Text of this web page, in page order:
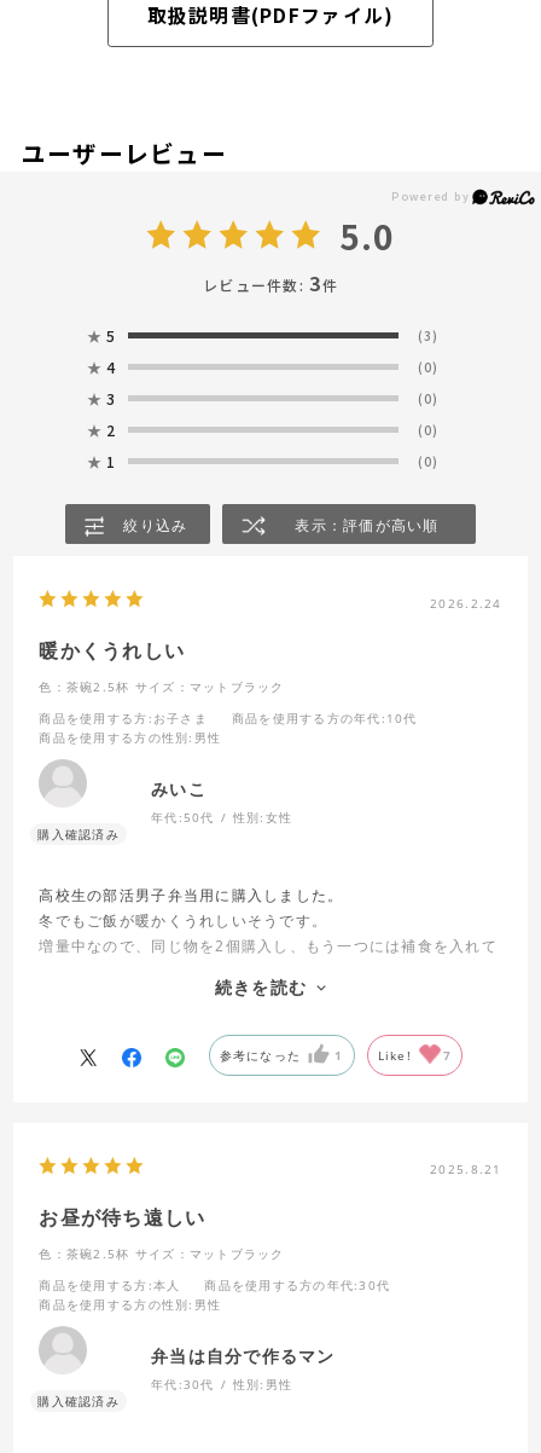
取扱説明書(PDFファイル)
ユーザーレビュー
5.0
レビュー件数:3件
★ 5 (3)
★ 4 (0)
★ 3 (0)
★ 2 (0)
★ 1 (0)
絞り込み 表示：評価が高い順
2026.2.24
暖かくうれしい
色：茶碗2.5杯 サイズ：マットブラック
商品を使用する方 :お子さま 商品を使用する方の年代 :10代
商品を使用する方の性別:男性
みいこ
年代:50代 性別: 女性
高校生の部活男子弁当用に購入しました。
冬でもご飯が暖かくうれしいそうです。
増量中なので、同じ物を2個購入し、もう一つには補食を入れて
飯用保温容器に氷とゆでたまごとサラダチキンを入れておくと
続きを読む
参考になった 1 Like! 7
2025.8.21
お昼が待ち遠しい
色：茶碗2.5杯 サイズ：マットブラック
商品を使用する方 :本人 商品を使用する方の年代:30代
商品を使用する方の性別:男性
弁当は自分で作るマン
年代:30代 性別: 男性